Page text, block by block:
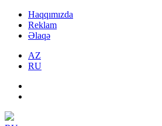
Haqqımızda
Reklam
Əlaqə
AZ
RU